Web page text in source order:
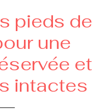
pieds de
une
et
intactes